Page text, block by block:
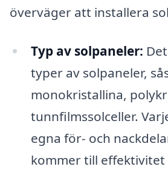
överväger att installera
Typ av solpaneler:
typer av solpaneler,
monokristallina,
tunnfilmssolceller.
egna för- och
kommer till effektivitet